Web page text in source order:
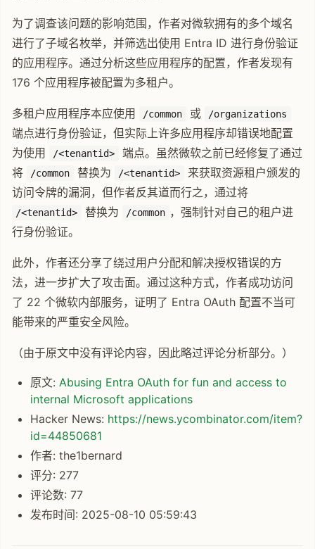
为了调查该问题的影响范围，作者对微软拥有的多个域名
进行了子域名枚举，并筛选出使用 Entra ID 进行身份验证
的应用程序。通过分析这些应用程序的配置，作者发现有
176 个应用程序被配置为多租户。
多租户应用程序本应使用 /common 或 /organizations
端点进行身份验证，但实际上许多应用程序却错误地配置
为使用
/<tenantid>
端点。虽然微软之前已经修复了通过
将
/common 替换为 /<tenantid>
来获取资源租户颁发的
访问令牌的漏洞，但作者反其道而行之，通过将
/<tenantid> 替换为 /common ，强制针对自己的租户进
行身份验证。
此外，作者还分享了绕过用户分配和解决授权错误的方
法，进一步扩大了攻击面。通过这种方式，作者成功访问
了 22 个微软内部服务，证明了 Entra OAuth 配置不当可
能带来的严重安全风险。
（由于原文中没有评论内容，因此略过评论分析部分。）
原文: Abusing Entra OAuth for fun and access to
internal Microsoft applications
Hacker News: https://news.ycombinator.com/item?
id=44850681
作者: the1bernard
评分: 277
评论数: 77
发布时间: 2025-08-10 05:59:43